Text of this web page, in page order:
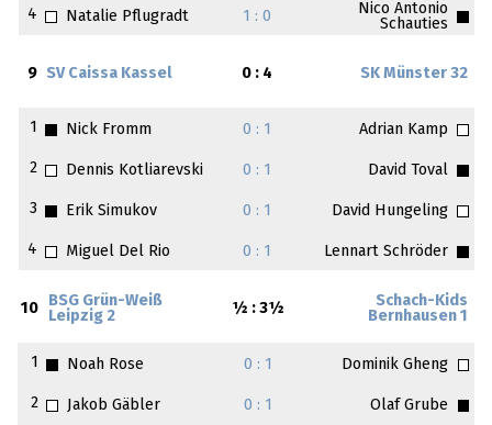
4 Natalie Pflugradt 1 : 0
Nico Antonio
Schauties
9 SV Caissa Kassel 0 : 4 SK Münster 32
1 Nick Fromm 0 : 1 Adrian Kamp
2 Dennis Kotliarevski 0 : 1 David Toval
3 Erik Simukov 0 : 1 David Hungeling
4 Miguel Del Rio 0 : 1 Lennart Schröder
10
BSG Grün-Weiß
Leipzig 2
½ : 3½
Schach-Kids
Bernhausen 1
1 Noah Rose 0 : 1 Dominik Gheng
2 Jakob Gäbler 0 : 1 Olaf Grube